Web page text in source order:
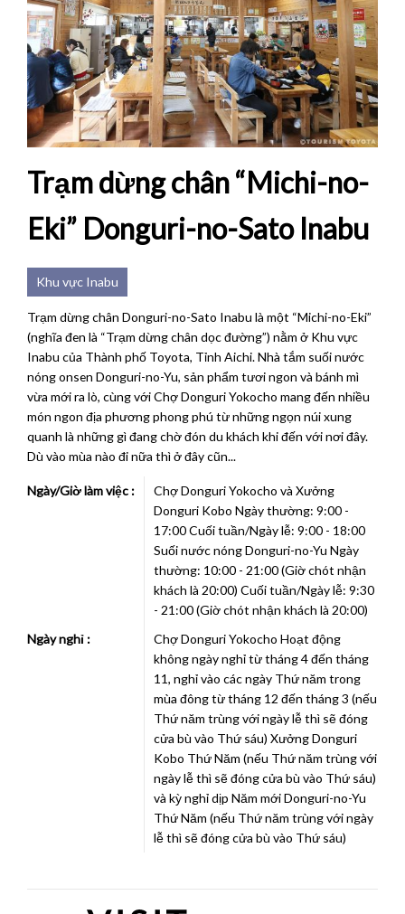
Trạm dừng chân “Michi-no-
Eki” Donguri-no-Sato Inabu
Khu vực Inabu
Trạm dừng chân Donguri-no-Sato Inabu là một “Michi-no-Eki”
(nghĩa đen là “Trạm dừng chân dọc đường”) nằm ở Khu vực
Inabu của Thành phố Toyota, Tỉnh Aichi. Nhà tắm suối nước
nóng onsen Donguri-no-Yu, sản phẩm tươi ngon và bánh mì
vừa mới ra lò, cùng với Chợ Donguri Yokocho mang đến nhiều
món ngon địa phương phong phú từ những ngọn núi xung
quanh là những gì đang chờ đón du khách khi đến với nơi đây.
Dù vào mùa nào đi nữa thì ở đây cũn...
Ngày/Giờ làm việc :
Chợ Donguri Yokocho và Xưởng
Donguri Kobo Ngày thường: 9:00 -
17:00 Cuối tuần/Ngày lễ: 9:00 - 18:00
Suối nước nóng Donguri-no-Yu Ngày
thường: 10:00 - 21:00 (Giờ chót nhận
khách là 20:00) Cuối tuần/Ngày lễ: 9:30
- 21:00 (Giờ chót nhận khách là 20:00)
Ngày nghỉ :
Chợ Donguri Yokocho Hoạt động
không ngày nghỉ từ tháng 4 đến tháng
11, nghỉ vào các ngày Thứ năm trong
mùa đông từ tháng 12 đến tháng 3 (nếu
Thứ năm trùng với ngày lễ thì sẽ đóng
cửa bù vào Thứ sáu) Xưởng Donguri
Kobo Thứ Năm (nếu Thứ năm trùng với
ngày lễ thì sẽ đóng cửa bù vào Thứ sáu)
và kỳ nghỉ dịp Năm mới Donguri-no-Yu
Thứ Năm (nếu Thứ năm trùng với ngày
lễ thì sẽ đóng cửa bù vào Thứ sáu)